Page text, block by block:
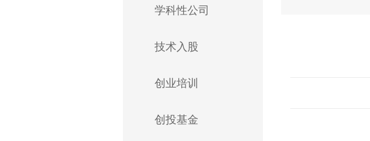
学科性公司
技术入股
创业培训
创投基金